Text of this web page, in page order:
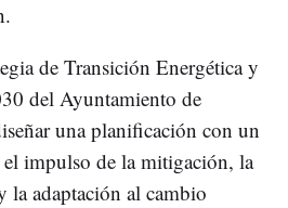
de Transición Energética y
del Ayuntamiento de
una planificación con un
el impulso de la mitigación, la
la adaptación al cambio